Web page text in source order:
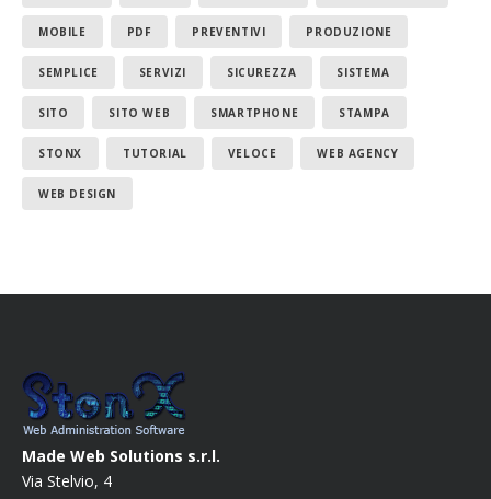
MOBILE PDF PREVENTIVI PRODUZIONE
SEMPLICE SERVIZI SICUREZZA SISTEMA
SITO SITO WEB SMARTPHONE STAMPA
STONX TUTORIAL VELOCE WEB AGENCY
WEB DESIGN
Made Web Solutions s.r.l.
Via Stelvio, 4